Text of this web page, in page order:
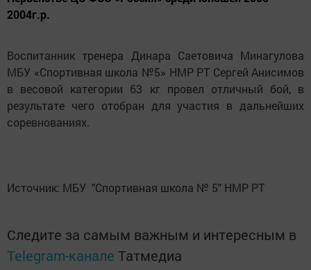
2004г.р.
Воспитанник тренера Динара Саетовича Минагулова
МБУ «Спортивная школа №5» НМР РТ Сергей Анисимов
в весовой категории 63 кг провел отличный бой, в
результате чего отобран для участия в дальнейших
соревнованиях.
Источник: МБУ "Спортивная школа № 5" НМР РТ
Следите за самым важным и интересным в
Telegram-канале Татмедиа